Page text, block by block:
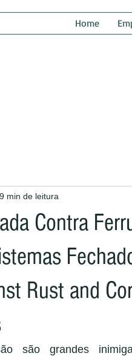
Home
Contra
Rust and
9 min de leitura
são grandes